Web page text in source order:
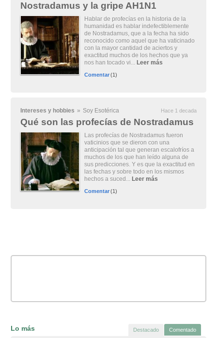
Nostradamus y la gripe AH1N1
Hablar de profecías en la historia de la
humanidad es hablar indefectiblemente
de Nostradamus, que a la fecha ha sido
reconocido como aquel que ha vaticinado
con la mayor cantidad de aciertos y
exactitud muchos de los hechos que ya
nos han tocado vi... Leer más
Comentar(1)
Intereses y hobbies » Soy Esotérica Hace 1 decada
Qué son las profecías de Nostradamus
Las profecías de Nostradamus fueron
vaticinios que se dieron con una
anticipación tal que generan escalofríos a
muchos de los que han leído alguna de
sus predicciones. Y es que la exactitud en
las fechas y sobre todo en los mismos
hechos a suced... Leer más
Comentar(1)
Lo más Destacado Comentado